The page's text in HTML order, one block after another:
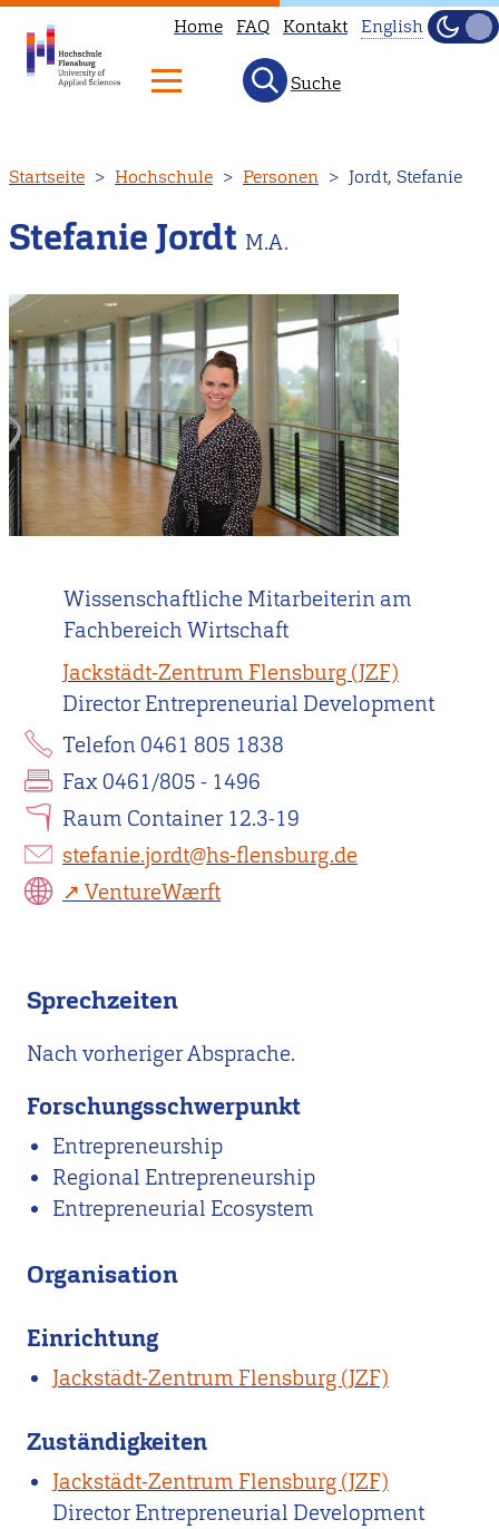
zum
Inhalt
Home FAQ Kontakt
not
Head
to
our
English
main
page
instead.
English
Hell
Suche
Startseite Hochschule Personen Jordt, Stefanie
Stefanie Jordt M.A.
Wissenschaftliche Mitarbeiterin am
Fachbereich Wirtschaft
Jackstädt-Zentrum Flensburg (JZF)
Director Entrepreneurial Development
Telefon 0461 805 1838
Fax 0461/805 - 1496
Raum Container 12.3-19
stefanie.jordt@hs-flensburg.de
VentureWærft
Sprechzeiten
Nach vorheriger Absprache.
Forschungsschwerpunkt
Entrepreneurship
Regional Entrepreneurship
Entrepreneurial Ecosystem
Organisation
Einrichtung
Jackstädt-Zentrum Flensburg (JZF)
Zuständigkeiten
Jackstädt-Zentrum Flensburg (JZF)
Director Entrepreneurial Development